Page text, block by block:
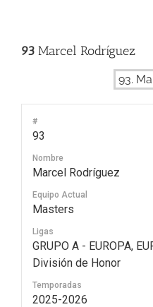
93 Marcel Rodríguez
#
93
Nombre
Marcel Rodríguez
Equipo Actual
Masters
Ligas
GRUPO A - EUROPA,
División de Honor
Temporadas
2025-2026